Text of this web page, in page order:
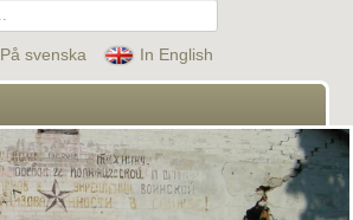
På svenska In English
Etusivu
Oppaat